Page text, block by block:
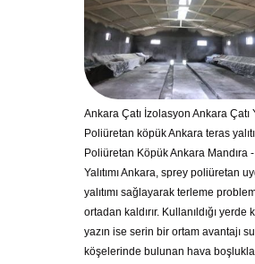
Ankara Çatı İzolasyon Ankara Çatı
Poliüretan köpük Ankara teras
Poliüretan Köpük Ankara Mandıra
Yalıtımı Ankara, sprey poliüretan
yalıtımı sağlayarak terleme
ortadan kaldırır. Kullanıldığı yerde
yazın ise serin bir ortam avantajı
köşelerinde bulunan hava